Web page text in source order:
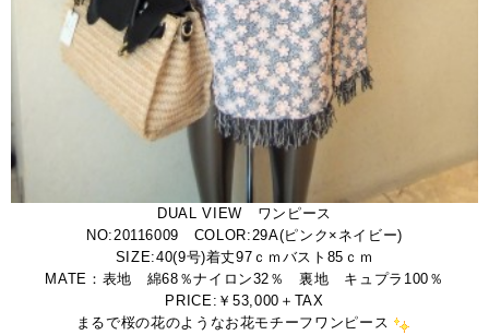
DUAL VIEW ワンピース
NO:20116009 COLOR:29A(ピンク×ネイビー)
SIZE:40(9号)着丈97ｃｍバスト85ｃｍ
MATE：表地 綿68％ナイロン32％ 裏地 キュプラ100％
PRICE:￥53,000＋TAX
まるで桜の花のようなお花モチーフワンピース